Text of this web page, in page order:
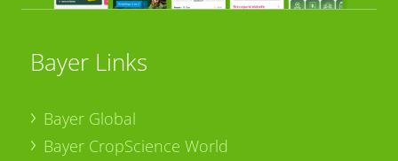
Bayer Links
Bayer Global
Bayer CropScience World